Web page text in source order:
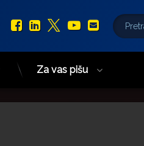
Facebook
LinkedIn
X.com
YouTube
E-mail
Pretraži:
Za vas pišu